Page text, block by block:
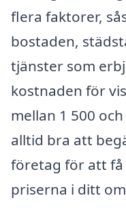
flera faktorer,
bostaden,
tjänster som
kostnaden för
mellan 1 500
alltid bra att
företag för att få
priserna i ditt